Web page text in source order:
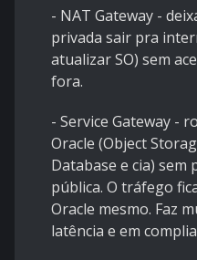
- NAT Gateway -
privada sair pra
atualizar SO) sem
fora.
- Service Gateway -
Oracle (Object
Database e cia)
pública. O tráfego
Oracle mesmo. Faz
latência e em